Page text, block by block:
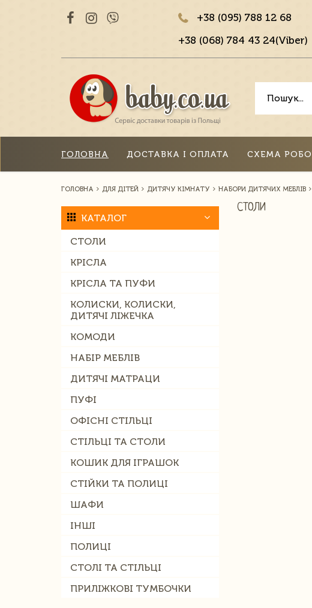
+38 (095) 788 12 68
+38 (068) 784 43 24(Viber)
ГОЛОВНА ДОСТАВКА І ОПЛАТА СХЕМА
ГОЛОВНА ДЛЯ ДІТЕЙ ДИТЯЧУ КІМНАТУ НАБОРИ ДИТЯЧИХ МЕБЛІВ
КАТАЛОГ
СТОЛИ
КРІСЛА
КРІСЛА ТА ПУФИ
КОЛИСКИ, КОЛИСКИ,
ДИТЯЧІ ЛІЖЕЧКА
КОМОДИ
НАБІР МЕБЛІВ
ДИТЯЧІ МАТРАЦИ
ПУФІ
ОФІСНІ СТІЛЬЦІ
СТІЛЬЦІ ТА СТОЛИ
КОШИК ДЛЯ ІГРАШОК
СТІЙКИ ТА ПОЛИЦІ
ШАФИ
ІНШІ
ПОЛИЦІ
СТОЛІ ТА СТІЛЬЦІ
ПРИЛІЖКОВІ ТУМБОЧКИ
СТОЛИ